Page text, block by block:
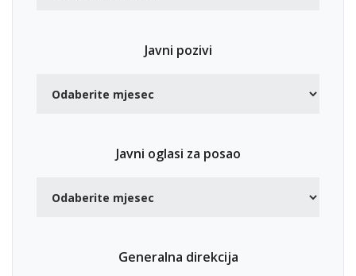
Javni pozivi
Javni oglasi za posao
Generalna direkcija